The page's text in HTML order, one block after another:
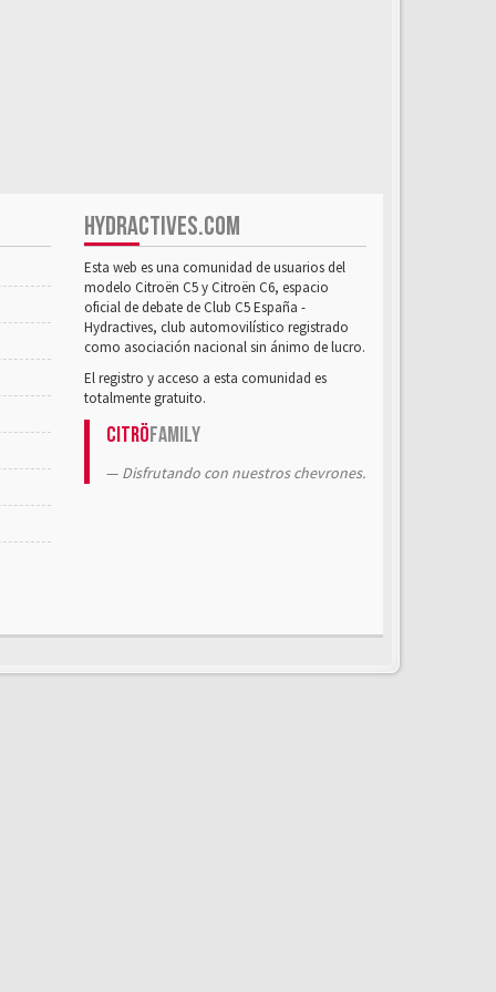
HYDRACTIVES.COM
Esta web es una comunidad de usuarios del
modelo Citroën C5 y Citroën C6, espacio
oficial de debate de Club C5 España -
Hydractives, club automovilístico registrado
como asociación nacional sin ánimo de lucro.
El registro y acceso a esta comunidad es
totalmente gratuito.
CitröFamily
Disfrutando con nuestros chevrones.